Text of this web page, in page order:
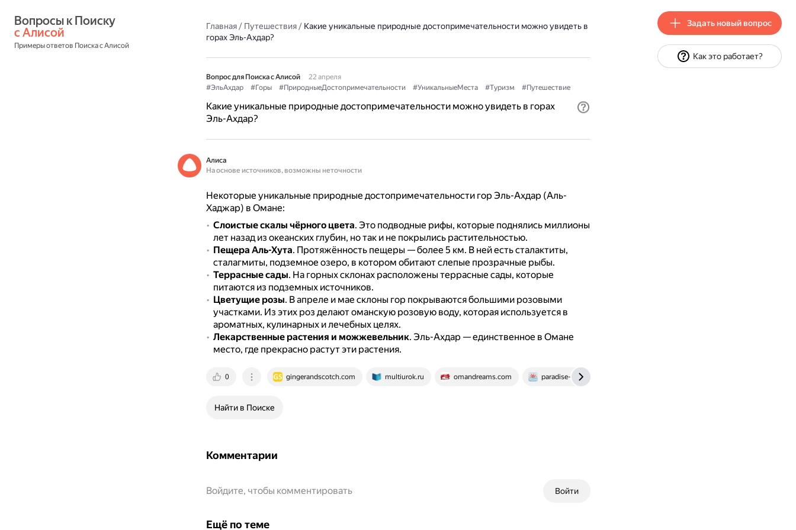
с Алисой
Примеры ответов Поиска с Алисой
Главная/ Путешествия/ Какие уникальные природные достопримечательности можно увидеть в
горах Эль-Ахдар?
Вопрос для Поиска с Алисой
22 апреля
#ЭльАхдар
#Горы #ПриродныеДостопримечательности #УникальныеМеста #Туризм #Путешествие
Какие уникальные природные достопримечательности можно увидеть в горах
Эль-Ахдар?
Алиса
На основе источников, возможны неточности
Некоторые уникальные природные достопримечательности гор Эль-Ахдар (Аль-
Хаджар) в Омане:
Слоистые скалы чёрного цвета. Это подводные рифы, которые поднялись миллионы
лет назад из океанских глубин, но так и не покрылись растительностью.
Пещера Аль-Хута. Протяжённость пещеры — более 5 км. В ней есть сталактиты,
сталагмиты, подземное озеро, в котором обитают слепые прозрачные рыбы.
Террасные сады. На горных склонах расположены террасные сады, которые
питаются из подземных источников.
Цветущие розы. В апреле и мае склоны гор покрываются большими розовыми
участками. Из этих роз делают оманскую розовую воду, которая используется в
ароматных, кулинарных и лечебных целях.
Лекарственные растения и можжевельник. Эль-Ахдар — единственное в Омане
место, где прекрасно растут эти растения.
0 gingerandscotch.com multiurok.ru omandreams.com paradise-travel.by
Найти в Поиске
Комментарии
Войти
Войдите, чтобы комментировать
Ещё по теме
Задать новый вопрос
Как это работает?